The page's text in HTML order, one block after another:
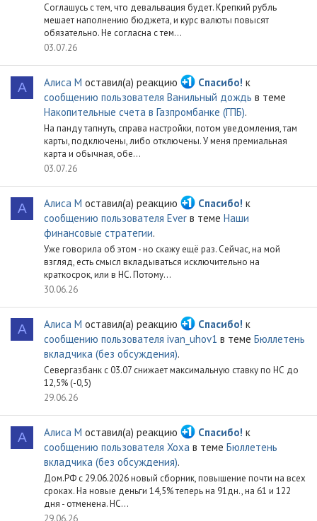
Соглашусь с тем, что девальвация будет. Крепкий рубль
мешает наполнению бюджета, и курс валюты повысят
обязательно. Не согласна с тем...
03.07.26
А Алиса М оставил(а) реакцию Спасибо! к
сообщению пользователя Ванильный дождь в теме
Накопительные счета в Газпромбанке (ГПБ).
На панду тапнуть, справа настройки, потом уведомления, там
карты, подключены, либо отключены. У меня премиальная
карта и обычная, обе...
03.07.26
А Алиса М оставил(а) реакцию Спасибо! к
сообщению пользователя Ever в теме Наши
финансовые стратегии.
Уже говорила об этом - но скажу ещё раз. Сейчас, на мой
взгляд, есть смысл вкладываться исключительно на
краткосрок, или в НС. Потому...
30.06.26
А Алиса М оставил(а) реакцию Спасибо! к
сообщению пользователя ivan_uhov1 в теме Бюллетень
вкладчика (без обсуждения).
Севергазбанк с 03.07 снижает максимальную ставку по НС до
12,5% (-0,5)
29.06.26
А Алиса М оставил(а) реакцию Спасибо! к
сообщению пользователя Xoxa в теме Бюллетень
вкладчика (без обсуждения).
Дом.РФ с 29.06.2026 новый сборник, повышение почти на всех
сроках. На новые деньги 14,5% теперь на 91дн., на 61 и 122
дня - отменена. НС...
29.06.26